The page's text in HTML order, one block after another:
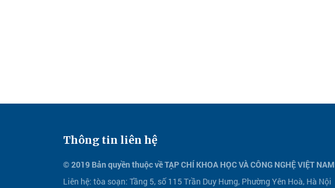
Thông tin liên hệ
© 2019 Bản quyền thuộc về TẠP CHÍ KHOA HỌC VÀ CÔNG NGHỆ VIỆT NAM
Liên hệ: tòa soạn: Tầng 5, số 115 Trần Duy Hưng, Phường Yên Hoà, Hà Nội